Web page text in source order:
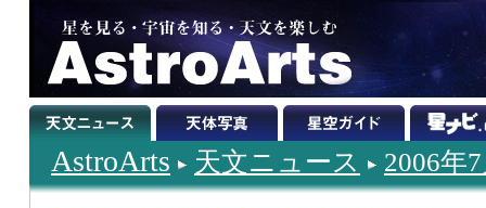
AstroArts 天文ニュース 2006年